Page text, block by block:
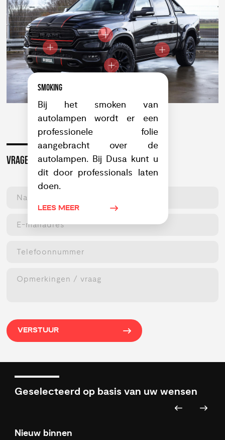
SMOKING
Bij het smoken van
autolampen wordt er een
professionele folie
aangebracht over de
autolampen. Bij Dusa kunt u
dit door professionals laten
doen.
LEES MEER
VRAGEN OF INTERESSE?
VERSTUUR
Geselecteerd op basis van uw wensen
Nieuw binnen